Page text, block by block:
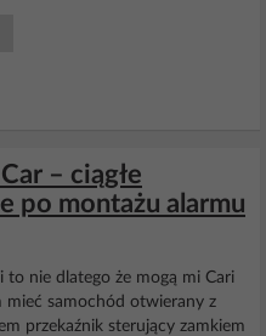
– ciągłe
po montażu alarmu
to nie dlatego że mogą mi Cari
mieć samochód otwierany z
przekaźnik sterujący zamkiem